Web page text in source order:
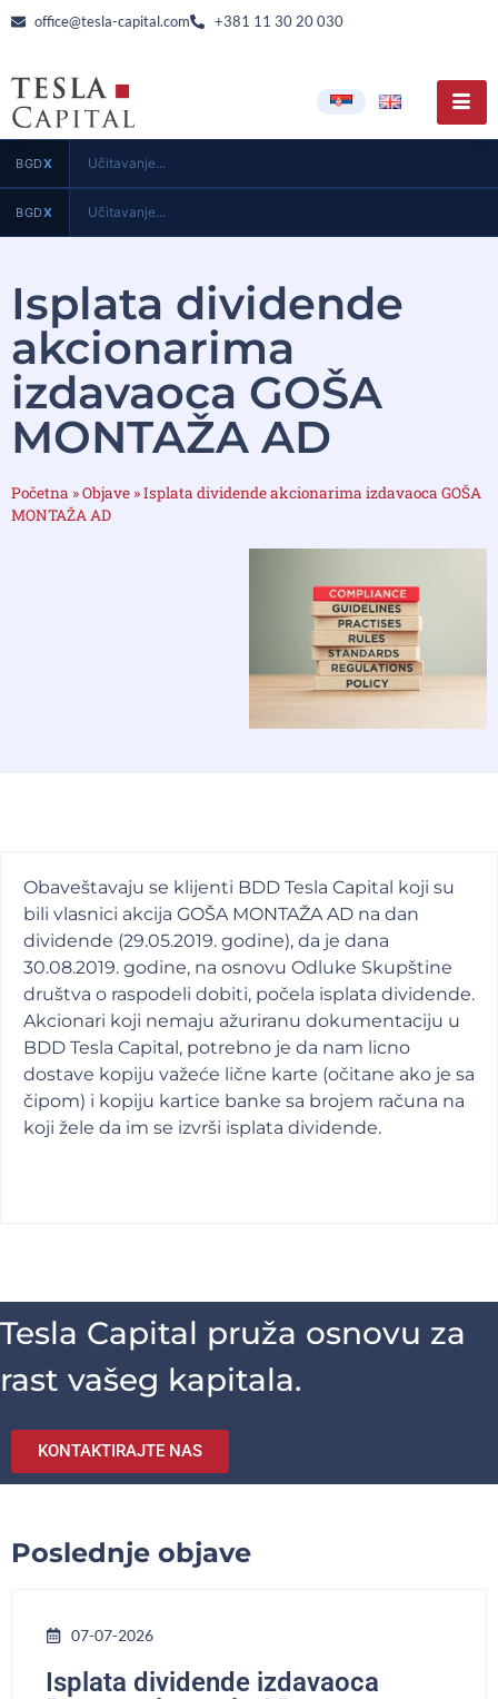
office@tesla-capital.com +381 11 30 20 030
BGDX Učitavanje...
BGDX Učitavanje...
Isplata dividende
akcionarima
izdavaoca GOŠA
MONTAŽA AD
Početna »Objave »Isplata dividende akcionarima izdavaoca GOŠA
MONTAŽA AD
Obaveštavaju se klijenti BDD Tesla Capital koji su
bili vlasnici akcija GOŠA MONTAŽA AD na dan
dividende (29.05.2019. godine), da je dana
30.08.2019. godine, na osnovu Odluke Skupštine
društva o raspodeli dobiti, počela isplata dividende.
Akcionari koji nemaju ažuriranu dokumentaciju u
BDD Tesla Capital, potrebno je da nam licno
dostave kopiju važeće lične karte (očitane ako je sa
čipom) i kopiju kartice banke sa brojem računa na
koji žele da im se izvrši isplata dividende.
Tesla Capital pruža osnovu za
rast vašeg kapitala.
KONTAKTIRAJTE NAS
Poslednje objave
07-07-2026
Isplata dividende izdavaoca